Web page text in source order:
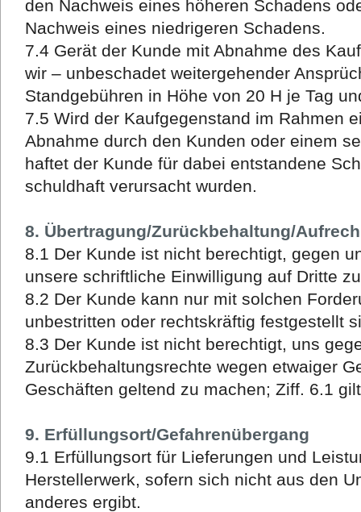
den Nachweis eines höheren Schadens
Nachweis eines niedrigeren Schadens.
7.4 Gerät der Kunde mit Abnahme des
wir – unbeschadet weitergehender
Standgebühren in Höhe von 20 H je Tag
7.5 Wird der Kaufgegenstand im Rahmen
Abnahme durch den Kunden oder einem
haftet der Kunde für dabei entstandene
schuldhaft verursacht wurden.
8. Übertragung/Zurückbehaltung/
8.1 Der Kunde ist nicht berechtigt, gegen
unsere schriftliche Einwilligung auf Dritte
8.2 Der Kunde kann nur mit solchen
unbestritten oder rechtskräftig festgestellt
8.3 Der Kunde ist nicht berechtigt, uns
Zurückbehaltungsrechte wegen etwaiger
Geschäften geltend zu machen; Ziff. 6.1
9. Erfüllungsort/Gefahrenübergang
9.1 Erfüllungsort für Lieferungen und
Herstellerwerk, sofern sich nicht aus den
anderes ergibt.